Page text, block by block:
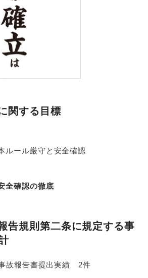
関する目標
ルール厳守と安全確認
全確認の徹底
告規則第二条に規定する事
故報告書提出実績 2件